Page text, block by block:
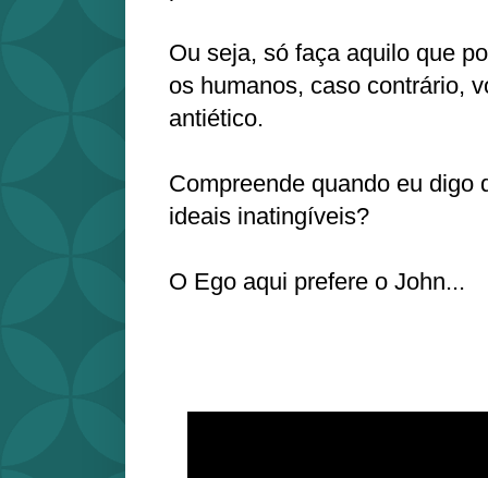
Ou seja, só faça aquilo que
os humanos, caso contrário,
antiético.
Compreende quando eu digo
ideais inatingíveis?
O Ego aqui prefere o John...